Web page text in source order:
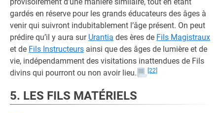
gardés en réserve pour les grands éducateurs des âges à
venir qui suivront indubitablement l’âge présent. On peut
prédire qu’il y aura sur Urantia des ères de Fils Magistraux
et de Fils Instructeurs ainsi que des âges de lumière et de
vie, indépendamment des visitations inattendues de Fils
divins qui pourront ou non avoir lieu.
[22]
5. LES FILS MATÉRIELS